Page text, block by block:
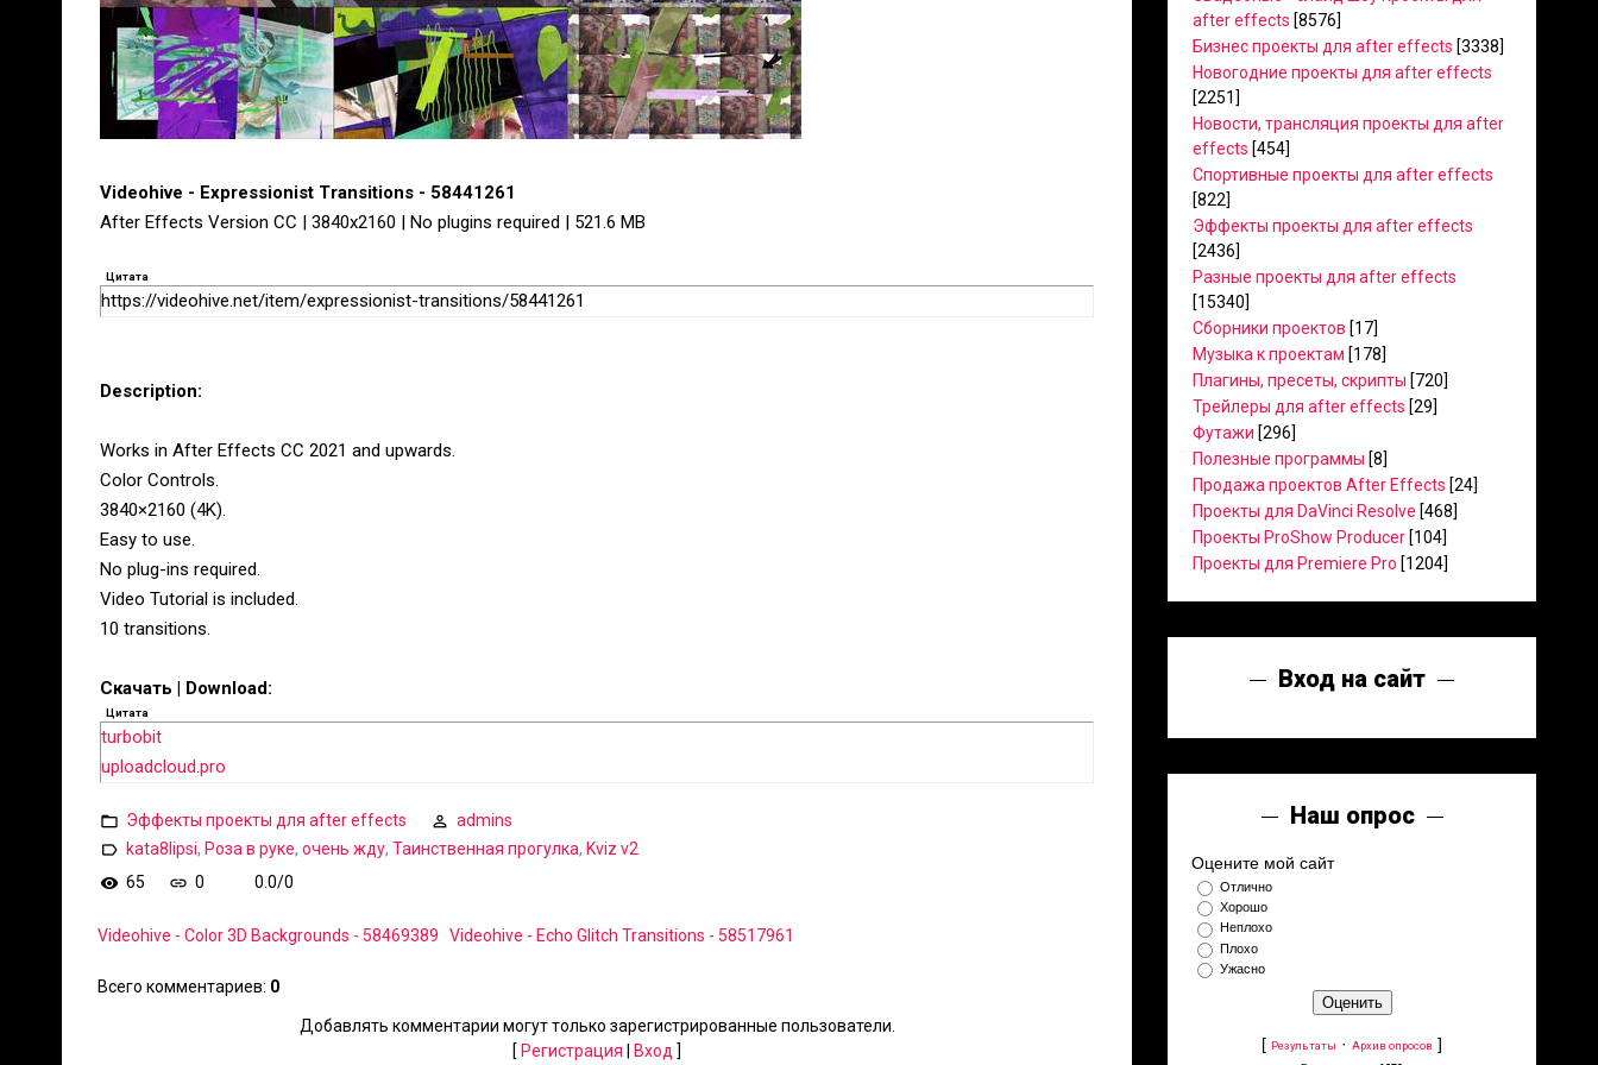
Videohive - Expressionist Transitions - 58441261
After Effects Version CC | 3840x2160 | No plugins required | 521.6 MB
Цитата
https://videohive.net/item/expressionist-transitions/58441261
Description:
Works in After Effects CC 2021 and upwards.
Color Controls.
3840×2160 (4K).
Easy to use.
No plug-ins required.
Video Tutorial is included.
10 transitions.
Скачать | Download:
Цитата
turbobit
uploadcloud.pro
Эффекты проекты для after effects
admins
kata8lipsi, Роза в руке, очень жду, Таинственная прогулка, Kviz v2
65
0 0.0/0
Videohive - Color 3D Backgrounds - 58469389 Videohive - Echo Glitch Transitions - 58517961
Всего комментариев: 0
Добавлять комментарии могут только зарегистрированные пользователи.
[ Регистрация Вход ]
after effects [8576]
Бизнес проекты для after effects [3338]
Новогодние проекты для after effects
[2251]
Новости, трансляция проекты для after
effects [454]
Спортивные проекты для after effects
[822]
Эффекты проекты для after effects
[2436]
Разные проекты для after effects
[15340]
Сборники проектов [17]
Музыка к проектам [178]
Плагины, пресеты, скрипты [720]
Трейлеры для after effects [29]
Футажи [296]
Полезные программы [8]
Продажа проектов After Effects [24]
Проекты для DaVinci Resolve [468]
Проекты ProShow Producer [104]
Проекты для Premiere Pro [1204]
Вход на сайт
Наш опрос
Оцените мой сайт
Отлично
Хорошо
Неплохо
Плохо
Ужасно
[ Результаты · Архив опросов ]